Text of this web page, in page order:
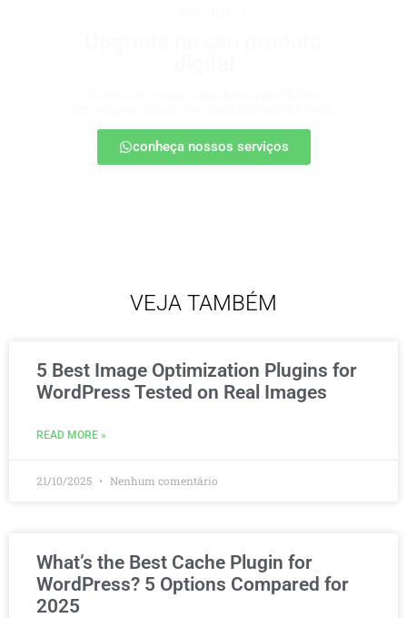
conheça nossos serviços
VEJA TAMBÉM
5 Best Image Optimization Plugins for
WordPress Tested on Real Images
READ MORE »
21/10/2025 Nenhum comentário
What’s the Best Cache Plugin for
WordPress? 5 Options Compared for
2025